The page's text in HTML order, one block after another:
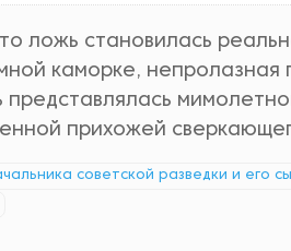
ложь становилась
каморке, непролазная
прихожей
советской разведки и его